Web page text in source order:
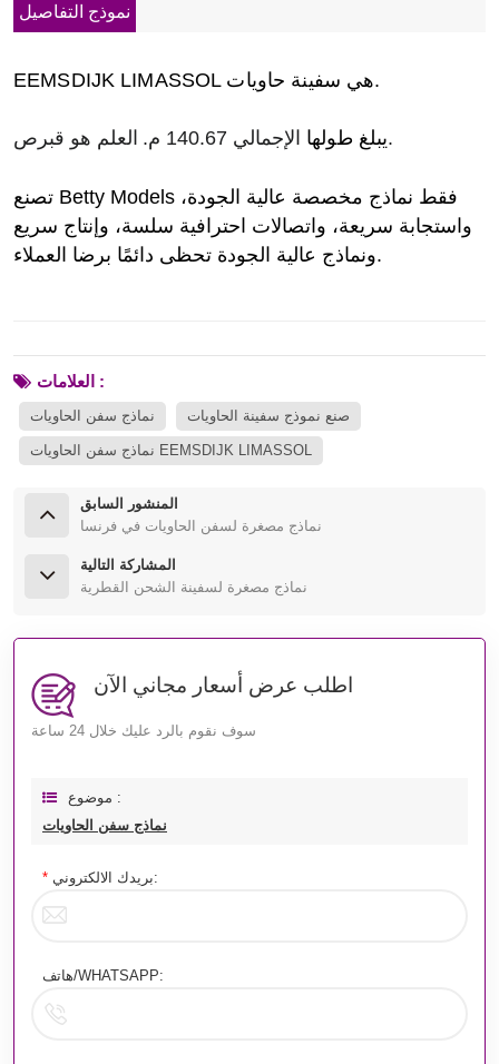
نموذج التفاصيل
EEMSDIJK LIMASSOL هي سفينة حاويات.
يبلغ طولها الإجمالي 140.67 م. العلم هو قبرص.
تصنع Betty Models فقط نماذج مخصصة عالية الجودة،
واستجابة سريعة، واتصالات احترافية سلسة، وإنتاج سريع
ونماذج عالية الجودة تحظى دائمًا برضا العملاء.
العلامات :
نماذج سفن الحاويات صنع نموذج سفينة الحاويات
نماذج سفن الحاويات EEMSDIJK LIMASSOL
المنشور السابق
نماذج مصغرة لسفن الحاويات في فرنسا
المشاركة التالية
نماذج مصغرة لسفينة الشحن القطرية
اطلب عرض أسعار مجاني الآن
سوف نقوم بالرد عليك خلال 24 ساعة
موضوع :
نماذج سفن الحاويات
* بريدك الالكتروني:
هاتف/WHATSAPP: